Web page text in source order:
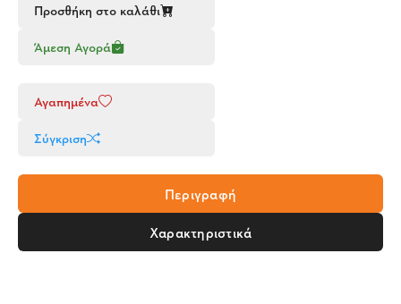
Προσθήκη στο καλάθι
Άμεση Αγορά
Αγαπημένα
Σύγκριση
Περιγραφή
Χαρακτηριστικά